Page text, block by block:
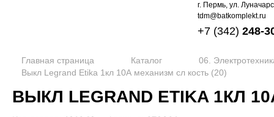
г. Пермь, ул.
tdm@batkomplekt.ru
+7 (342) 248-
Главная страница Каталог
06.
Выкл Legrand Etika 1кл 10А механизм сл кость (20)
ВЫКЛ LEGRAND ETIKA 1КЛ